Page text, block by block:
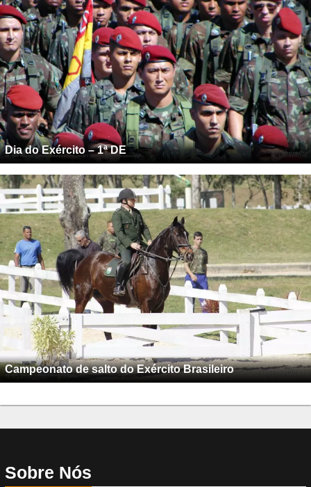
Dia do Exército – 1ª DE
Campeonato de salto do Exército Brasileiro
Sobre Nós